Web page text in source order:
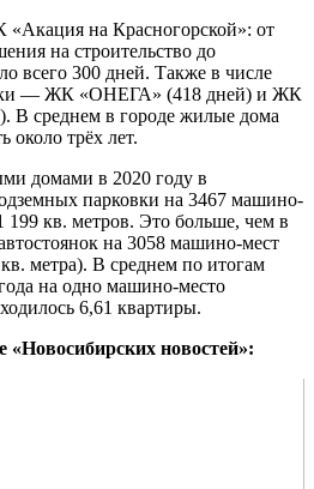
«Акация на Красногорской»: от
на строительство до
всего 300 дней. Также в числе
— ЖК «ОНЕГА» (418 дней) и ЖК
В среднем в городе жилые дома
около трёх лет.
домами в 2020 году в
парковки на 3467 машино-
кв. метров. Это больше, чем в
на 3058 машино-мест
метра). В среднем по итогам
на одно машино-место
6,61 квартиры.
новостей»: